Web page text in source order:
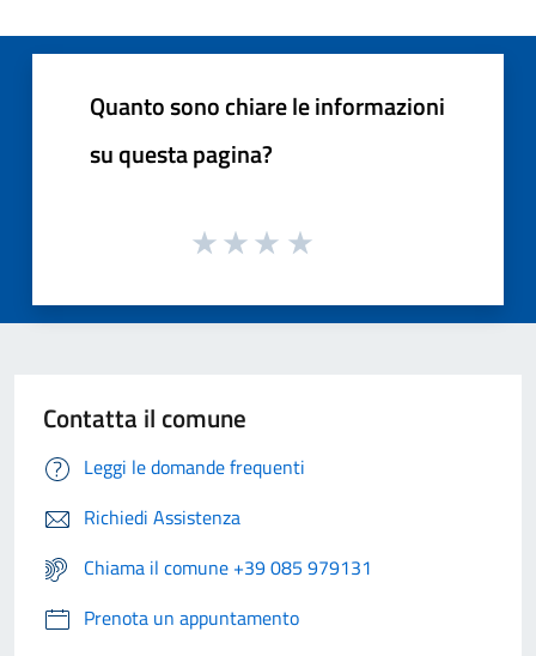
Quanto sono chiare le informazioni
su questa pagina?
Contatta il comune
Leggi le domande frequenti
Richiedi Assistenza
Chiama il comune +39 085 979131
Prenota un appuntamento